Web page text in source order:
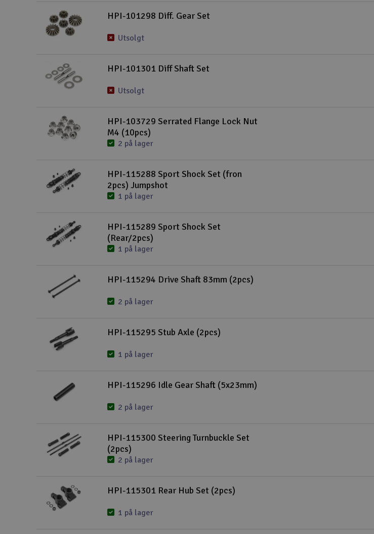
Smarthjem, lek & hobby
Solenergi
Verktøy, utstyr & tilbehør
HPI-101298 Diff. Gear Set
Utsolgt
HPI-101301 Diff Shaft Set
Utsolgt
HPI-103729 Serrated Flange Lock Nut
M4 (10pcs)
2 på lager
HPI-115288 Sport Shock Set (fron
2pcs) Jumpshot
1 på lager
HPI-115289 Sport Shock Set
(Rear/2pcs)
1 på lager
HPI-115294 Drive Shaft 83mm (2pcs)
2 på lager
HPI-115295 Stub Axle (2pcs)
1 på lager
HPI-115296 Idle Gear Shaft (5x23mm)
2 på lager
HPI-115300 Steering Turnbuckle Set
(2pcs)
2 på lager
HPI-115301 Rear Hub Set (2pcs)
1 på lager